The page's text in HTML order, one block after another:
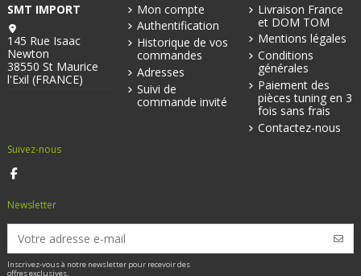
SMT IMPORT
145 Rue Isaac
Newton
38550 St Maurice
l'Exil (FRANCE)
Mon compte
Authentification
Historique de vos
commandes
Adresses
Suivi de
commande invité
Livraison France
et DOM TOM
Mentions légales
Conditions
générales
Paiement des
pièces tuning en 3
fois sans frais
Contactez-nous
Suivez-nous
Newsletter
Inscrivez-vous à notre newsletter pour recevoir des
offres exclusives.